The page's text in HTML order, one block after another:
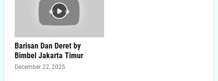
Barisan Dan Deret by
Bimbel Jakarta Timur
December 22, 2025